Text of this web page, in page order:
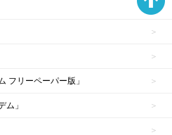
フリーペーパー版」
ム」